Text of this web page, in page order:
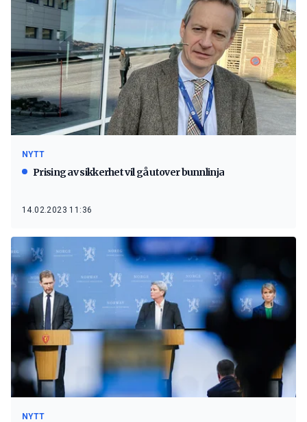
NYTT
Prising av sikkerhet vil gå utover bunnlinja
14.02.2023 11:36
NYTT